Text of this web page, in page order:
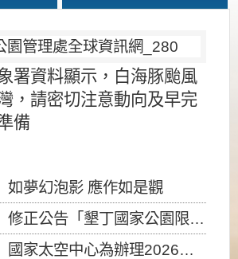
署資料顯示，白海豚颱風
，請密切注意動向及早完
備
如夢幻泡影 應作如是觀
修正公告「墾丁國家公園限制水域遊憩活動之種類、範圍、時間及行為」，自即日生效。
國家太空中心為辦理2026台灣盃火箭競賽，陸、海、空域警戒及協調相關事宜，因颱風備案事宜